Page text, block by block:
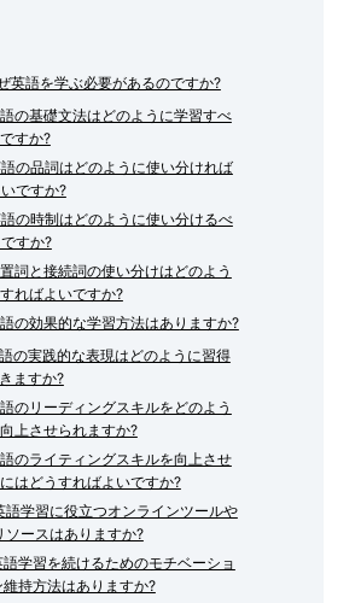
英語を学ぶ必要があるのですか?
の基礎文法はどのように学習すべ
すか?
の品詞はどのように使い分ければ
いですか?
の時制はどのように使い分けるべ
ですか?
詞と接続詞の使い分けはどのよう
ればよいですか?
の効果的な学習方法はありますか?
の実践的な表現はどのように習得
ますか?
のリーディングスキルをどのよう
上させられますか?
のライティングスキルを向上させ
はどうすればよいですか?
語学習に役立つオンラインツールや
ソースはありますか?
語学習を続けるためのモチベーショ
維持方法はありますか?